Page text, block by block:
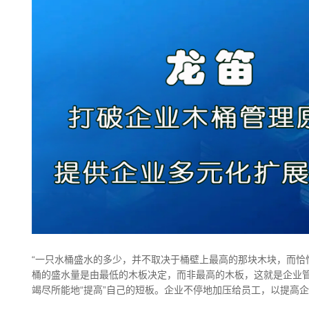
“一只水桶盛水的多少，并不取决于桶壁上最高的那块木块，而
桶的盛水量是由最低的木板决定，而非最高的木板，这就是企
竭尽所能地“提高”自己的短板。企业不停地加压给员工，以提